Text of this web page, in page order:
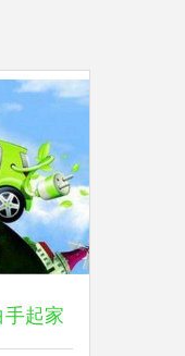
手起家